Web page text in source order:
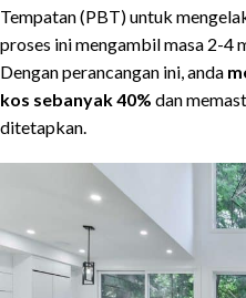
Tempatan (PBT) untuk
proses ini mengambil masa 2-4
Dengan perancangan ini, anda
kos sebanyak 40% dan
ditetapkan.